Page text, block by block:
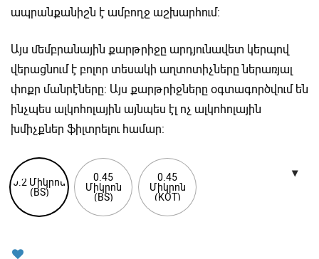
ապրանքանիշն է ամբողջ աշխարհում:
Այս մեմբրանային քարթրիջը արդյունավետ կերպով
վերացնում է բոլոր տեսակի աղտոտիչները ներառյալ
փոքր մանրէները: Այս քարթրիջները օգտագործվում են
ինչպես ալկոհոլային այնպես էլ ոչ ալկոհոլային
խմիչքներ ֆիլտրելու համար:
0.2 Միկրոն
(BS)
0.45
Միկրոն
(BS)
0.45
Միկրոն
(KOT)